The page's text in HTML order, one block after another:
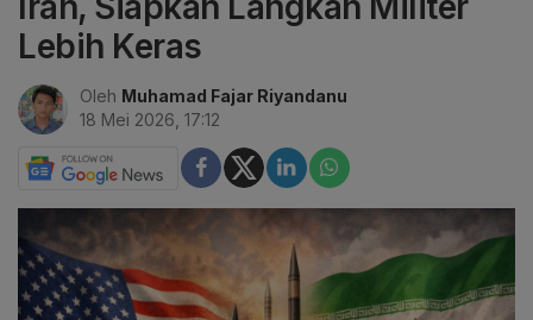
Lebih Keras
Oleh Muhamad Fajar Riyandanu
18 Mei 2026, 17:12